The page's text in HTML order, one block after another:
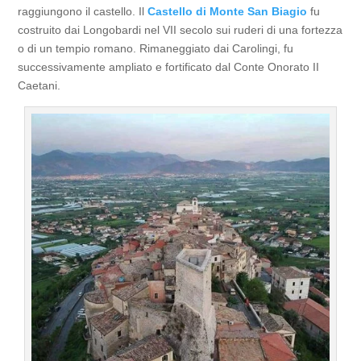
raggiungono il castello. IlCastello di Monte San Biagio fu
costruito dai Longobardi nel VII secolo sui ruderi di una fortezza
o di un tempio romano. Rimaneggiato dai Carolingi, fu
successivamente ampliato e fortificato dal Conte Onorato II
Caetani.